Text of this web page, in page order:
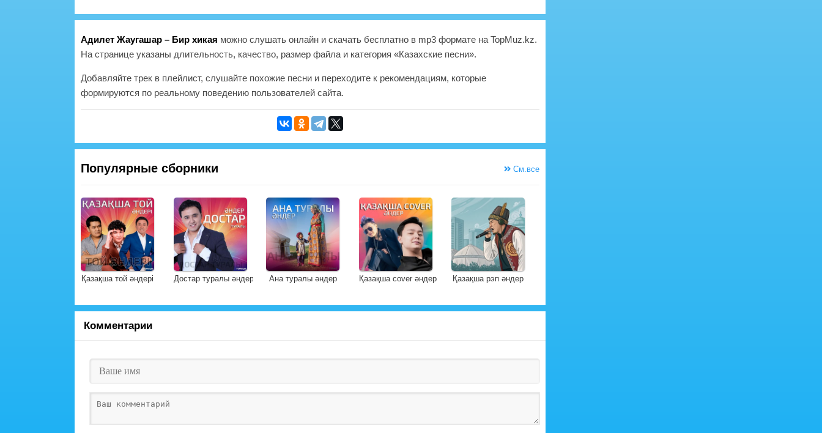
Адилет Жаугашар – Бир хикая можно слушать онлайн и скачать бесплатно в mp3 формате на TopMuz.kz.
На странице указаны длительность, качество, размер файла и категория «Казахские песни».
Добавляйте трек в плейлист, слушайте похожие песни и переходите к рекомендациям, которые
формируются по реальному поведению пользователей сайта.
Популярные сборники См.все
Қазақша той әндері Достар туралы әндер Ана туралы әндер Қазақша cover әндер Қазақша рэп әндер
Комментарии